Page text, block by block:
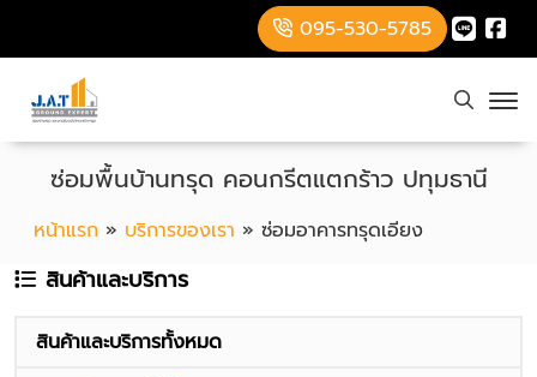
095-530-5785
หน้าแรก » บริการของเรา » ซ่อมอาคารทรุดเอียง
ซ่อมพื้นบ้านทรุด คอนกรีตแตกร้าว ปทุมธานี
สินค้าและบริการ
สินค้าและบริการทั้งหมด